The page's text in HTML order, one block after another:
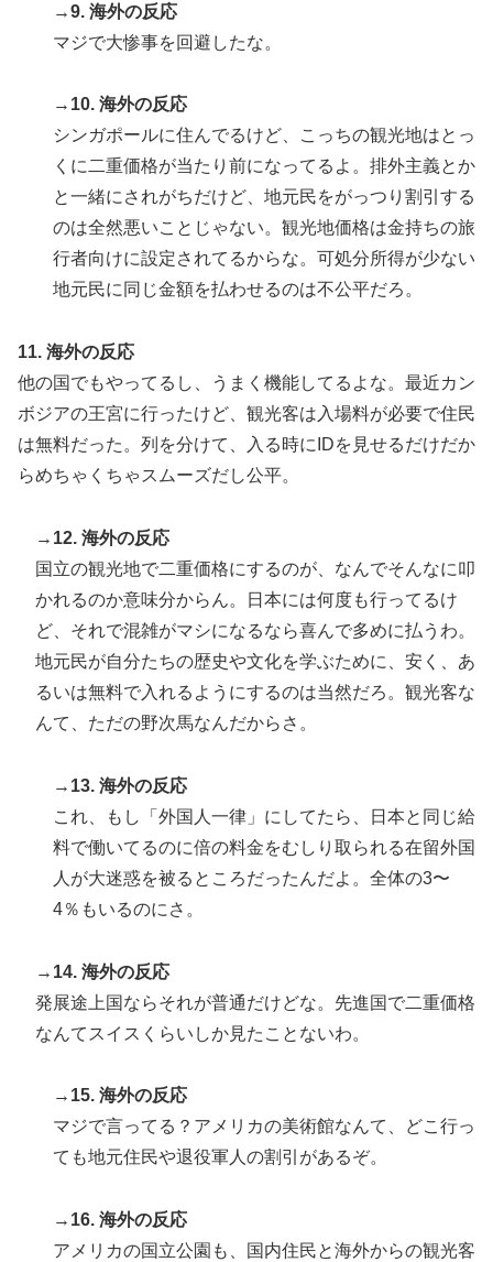
→9. 海外の反応
マジで大惨事を回避したな。
→10. 海外の反応
シンガポールに住んでるけど、こっちの観光地はとっ
くに二重価格が当たり前になってるよ。排外主義とか
と一緒にされがちだけど、地元民をがっつり割引する
のは全然悪いことじゃない。観光地価格は金持ちの旅
行者向けに設定されてるからな。可処分所得が少ない
地元民に同じ金額を払わせるのは不公平だろ。
11. 海外の反応
他の国でもやってるし、うまく機能してるよな。最近カン
ボジアの王宮に行ったけど、観光客は入場料が必要で住民
は無料だった。列を分けて、入る時にIDを見せるだけだか
らめちゃくちゃスムーズだし公平。
→12. 海外の反応
国立の観光地で二重価格にするのが、なんでそんなに叩
かれるのか意味分からん。日本には何度も行ってるけ
ど、それで混雑がマシになるなら喜んで多めに払うわ。
地元民が自分たちの歴史や文化を学ぶために、安く、あ
るいは無料で入れるようにするのは当然だろ。観光客な
んて、ただの野次馬なんだからさ。
→13. 海外の反応
これ、もし「外国人一律」にしてたら、日本と同じ給
料で働いてるのに倍の料金をむしり取られる在留外国
人が大迷惑を被るところだったんだよ。全体の3〜
4％もいるのにさ。
→14. 海外の反応
発展途上国ならそれが普通だけどな。先進国で二重価格
なんてスイスくらいしか見たことないわ。
→15. 海外の反応
マジで言ってる？アメリカの美術館なんて、どこ行っ
ても地元住民や退役軍人の割引があるぞ。
→16. 海外の反応
アメリカの国立公園も、国内住民と海外からの観光客